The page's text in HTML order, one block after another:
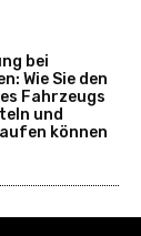
bei
Wie Sie den
Fahrzeugs
und
können